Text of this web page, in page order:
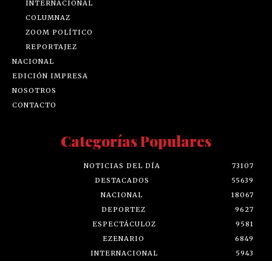
INTERNACIONAL
COLUMNAZ
ZOOM POLÍTICO
REPORTAJEZ
NACIONAL
EDICIÓN IMPRESA
NOSOTROS
CONTACTO
Categorías Populares
NOTICIAS DEL DÍA
73107
DESTACADOS
55639
NACIONAL
18067
DEPORTEZ
9627
ESPECTÁCULOZ
9581
EZENARIO
6849
INTERNACIONAL
5943